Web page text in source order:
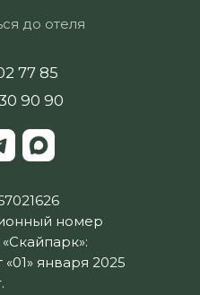
до отеля
номер
января 2025
77 85
90 90